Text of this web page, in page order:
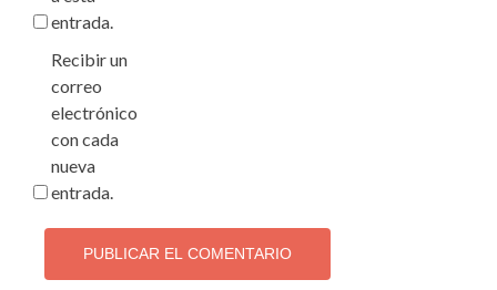
entrada.
Recibir un
correo
electrónico
con cada
nueva
entrada.